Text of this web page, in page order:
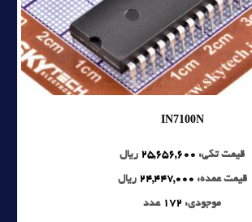
IN7100N
قیمت تکی: 25,656,600 ریال
قیمت عمده: 24,447,000 ریال
موجودی: 172 عدد